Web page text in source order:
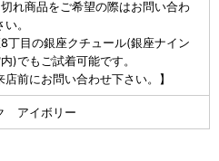
れ商品をご希望の際はお問い合わ
。
丁目の銀座クチュール(銀座ナイン
)でもご試着可能です。
店前にお問い合わせ下さい。】
アイボリー